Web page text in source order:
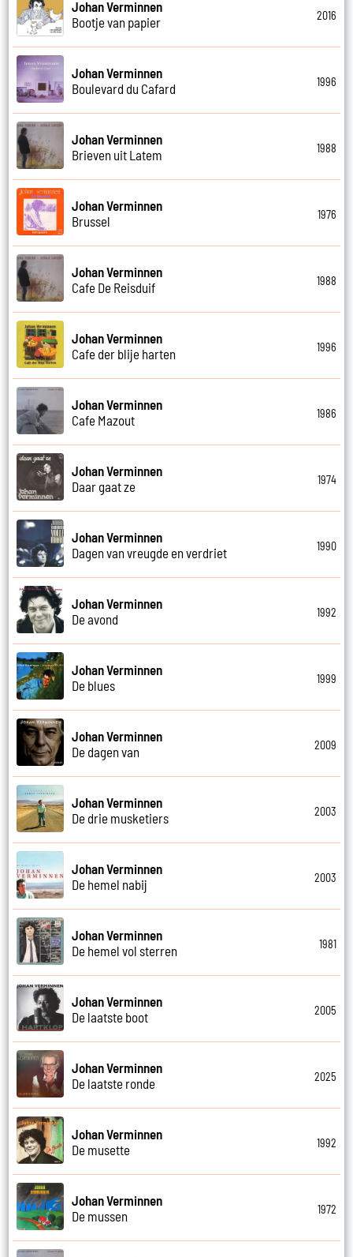
Johan Verminnen
Bootje van papier
2016
Johan Verminnen
Boulevard du Cafard
1996
Johan Verminnen
Brieven uit Latem
1988
Johan Verminnen
Brussel
1976
Johan Verminnen
Cafe De Reisduif
1988
Johan Verminnen
Cafe der blije harten
1996
Johan Verminnen
Cafe Mazout
1986
Johan Verminnen
Daar gaat ze
1974
Johan Verminnen
Dagen van vreugde en verdriet
1990
Johan Verminnen
De avond
1992
Johan Verminnen
De blues
1999
Johan Verminnen
De dagen van
2009
Johan Verminnen
De drie musketiers
2003
Johan Verminnen
De hemel nabij
2003
Johan Verminnen
De hemel vol sterren
1981
Johan Verminnen
De laatste boot
2005
Johan Verminnen
De laatste ronde
2025
Johan Verminnen
De musette
1992
Johan Verminnen
De mussen
1972